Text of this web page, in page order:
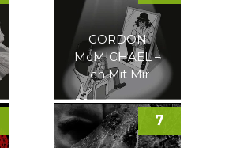
GORDON
McMICHAEL –
Ich Mit Mir
7